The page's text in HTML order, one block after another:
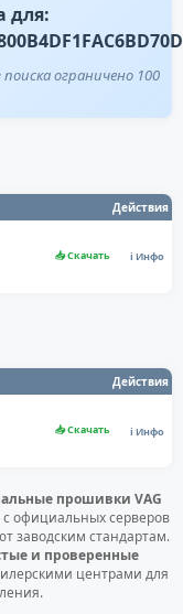
для:
ограничено 100
Действия
📥 Скачать ℹ️ Инфо
Действия
📥 Скачать ℹ️ Инфо
прошивки VAG
официальных серверов
заводским стандартам.
и проверенные
центрами для